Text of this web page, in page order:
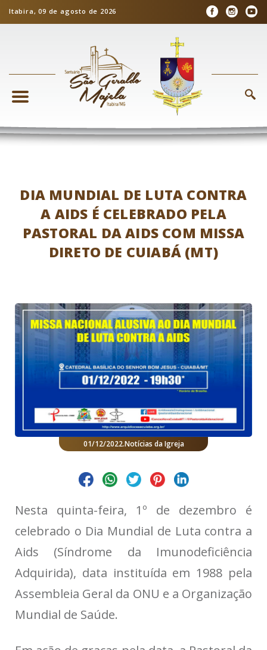
Itabira, 09 de agosto de 2026
DIA MUNDIAL DE LUTA CONTRA
A AIDS É CELEBRADO PELA
PASTORAL DA AIDS COM MISSA
DIRETO DE CUIABÁ (MT)
01/12/2022.Notícias da Igreja
Nesta quinta-feira, 1º de dezembro é
celebrado o Dia Mundial de Luta contra a
Aids (Síndrome da Imunodeficiência
Adquirida), data instituída em 1988 pela
Assembleia Geral da ONU e a Organização
Mundial de Saúde.